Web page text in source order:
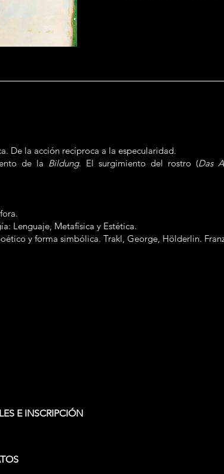
De la acción recíproca a la especularidad.
de la Bildung. El surgimiento del rostro (Das
Lenguaje, Metafísica y Estética.
y forma simbólica. Trakl, George, Hölderlin.
E INSCRIPCIÓN